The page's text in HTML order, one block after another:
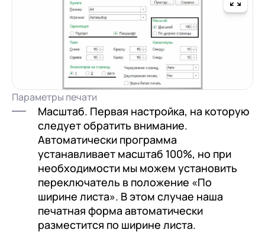
Параметры печати
Масштаб. Первая настройка, на которую
следует обратить внимание.
Автоматически программа
устанавливает масштаб 100%, но при
необходимости мы можем установить
переключатель в положение «По
ширине листа». В этом случае наша
печатная форма автоматически
разместится по ширине листа.